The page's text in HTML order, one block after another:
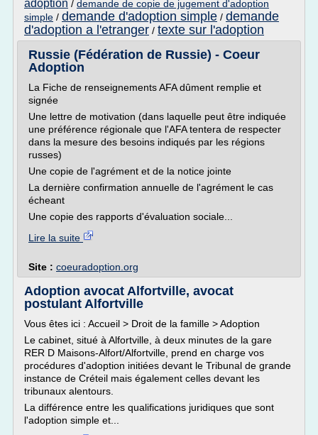
adoption / demande de copie de jugement d'adoption
simple / demande d'adoption simple / demande
d'adoption a l'etranger / texte sur l'adoption
Russie (Fédération de Russie) - Coeur
Adoption
La Fiche de renseignements AFA dûment remplie et
signée
Une lettre de motivation (dans laquelle peut être indiquée
une préférence régionale que l'AFA tentera de respecter
dans la mesure des besoins indiqués par les régions
russes)
Une copie de l'agrément et de la notice jointe
La dernière confirmation annuelle de l'agrément le cas
écheant
Une copie des rapports d'évaluation sociale...
Lire la suite
Site : coeuradoption.org
Adoption avocat Alfortville, avocat
postulant Alfortville
Vous êtes ici : Accueil > Droit de la famille > Adoption
Le cabinet, situé à Alfortville, à deux minutes de la gare
RER D Maisons-Alfort/Alfortville, prend en charge vos
procédures d'adoption initiées devant le Tribunal de grande
instance de Créteil mais également celles devant les
tribunaux alentours.
La différence entre les qualifications juridiques que sont
l'adoption simple et...